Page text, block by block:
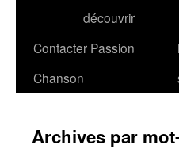
découvrir
Contacter Passion
Chanson
Archives par